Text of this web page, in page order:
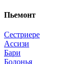
Пьемонт
Сестриере
Ассизи
Бари
Болонья